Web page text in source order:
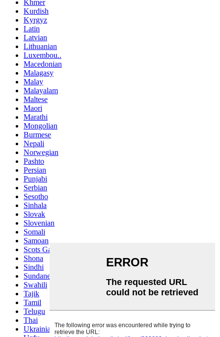
Khmer
Kurdish
Kyrgyz
Latin
Latvian
Lithuanian
Luxembou..
Macedonian
Malagasy
Malay
Malayalam
Maltese
Maori
Marathi
Mongolian
Burmese
Nepali
Norwegian
Pashto
Persian
Punjabi
Serbian
Sesotho
Sinhala
Slovak
Slovenian
Somali
Samoan
Scots Gaelic
Shona
Sindhi
Sundanese
Swahili
Tajik
Tamil
Telugu
Thai
Ukrainian